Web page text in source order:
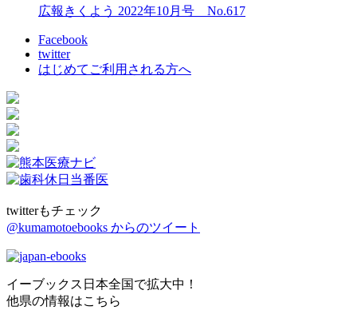
広報きくよう 2022年10月号 No.617
Facebook
twitter
はじめてご利用される方へ
twitterもチェック
@kumamotoebooks からのツイート
イーブックス日本全国で拡大中！
他県の情報はこちら